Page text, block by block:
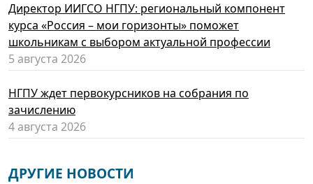
Директор ИИГСО НГПУ: региональный компонент
курса «Россия – мои горизонты» поможет
школьникам с выбором актуальной профессии
5 августа 2026
НГПУ ждет первокурсников на собрания по
зачислению
4 августа 2026
ДРУГИЕ НОВОСТИ